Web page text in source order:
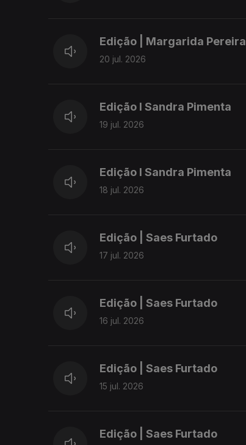
Edição | Margarida Pereira
20 jul. 2026
Edição I Sandra Pimenta
19 jul. 2026
Edição I Sandra Pimenta
18 jul. 2026
Edição | Saes Furtado
17 jul. 2026
Edição | Saes Furtado
16 jul. 2026
Edição | Saes Furtado
15 jul. 2026
Edição | Saes Furtado